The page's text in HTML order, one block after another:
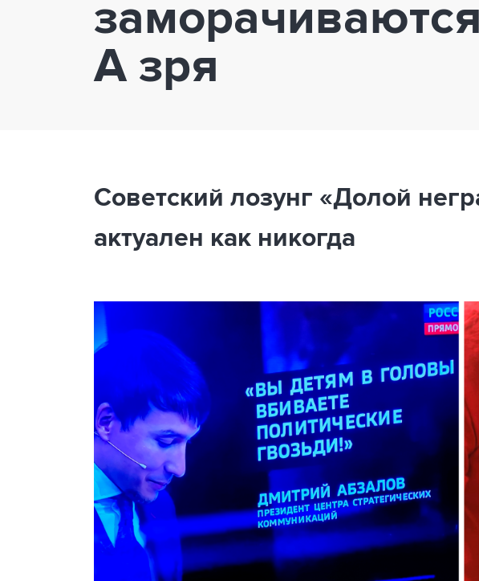
А зря
Советский лозунг «Долой
актуален как никогда